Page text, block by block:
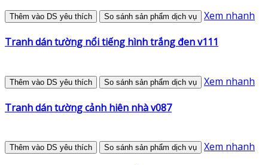
Thêm vào DS yêu thích So sánh sản phẩm dịch vụ Xem nhanh
Tranh dán tường nổi tiếng hình trắng đen v111
Thêm vào DS yêu thích So sánh sản phẩm dịch vụ Xem nhanh
Tranh dán tường cảnh hiên nhà v087
Thêm vào DS yêu thích So sánh sản phẩm dịch vụ Xem nhanh